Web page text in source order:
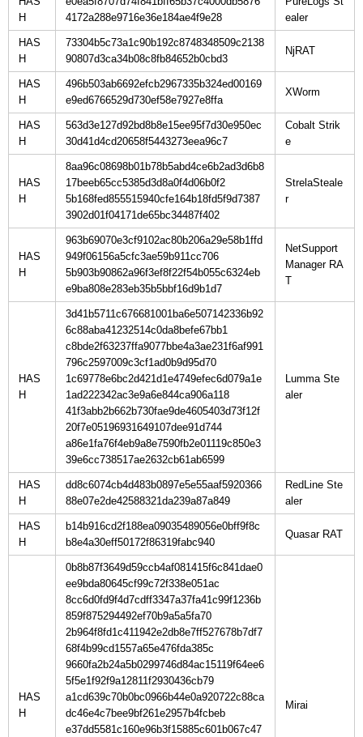
H
4172a288e9716e36e184ae4f9e28
HAS
H
73304b5c73a1c90b192c8748348509c2138
90807d3ca34b08c8fb84652b0cbd3
HAS
H
496b503ab6692efcb2967335b324ed00169
e9ed6766529d730ef58e7927e8ffa
HAS
H
563d3e127d92bd8b8e15ee95f7d30e950ec
30d41d4cd20658f5443273eea96c7
Cobalt Strik
HAS
H
8aa96c08698b01b78b5abd4ce6b2ad3d6b8
17beeb65cc5385d3d8a0f4d06b0f2
5b168fed855515940cfe164b18fd5f9d7387
3902d01f04171de65bc34487f402
StrelaSteale
HAS
H
963b69070e3cf9102ac80b206a29e58b1ffd
949f06156a5cfc3ae59b911cc706
5b903b90862a96f3ef8f22f54b055c6324eb
e9ba808e283eb35b5bbf16d9b1d7
NetSupport
Manager RA
HAS
H
3d41b5711c676681001ba6e507142336b92
6c88aba41232514c0da8befe67bb1
c8bde2f63237ffa9077bbe4a3ae231f6af991
796c2597009c3cf1ad0b9d95d70
1c69778e6bc2d421d1e4749efec6d079a1e
1ad222342ac3e9a6e844ca906a118
41f3abb2b662b730fae9de4605403d73f12f
20f7e05196931649107dee91d744
a86e1fa76f4eb9a8e7590fb2e01119c850e3
39e6cc738517ae2632cb61ab6599
Lumma Ste
HAS
H
dd8c6074cb4d483b0897e5e55aaf5920366
88e07e2de42588321da239a87a849
RedLine Ste
HAS
H
b14b916cd2f188ea09035489056e0bff9f8c
b8e4a30eff50172f86319fabc940
HAS
H
0b8b87f3649d59ccb4af081415f6c841dae0
ee9bda80645cf99c72f338e051ac
8cc6d0fd9f4d7cdff3347a37fa41c99f1236b
859f875294492ef70b9a5a5fa70
2b964f8fd1c411942e2db8e7ff527678b7df7
68f4b99cd1557a65e476fda385c
9660fa2b24a5b0299746d84ac15119f64ee6
5f5e1f92f9a12811f2930436cb79
a1cd639c70b0bc0966b44e0a920722c88ca
dc46e4c7bee9bf261e2957b4fcbeb
e37dd5581c160e96b3f15885c601b067c47